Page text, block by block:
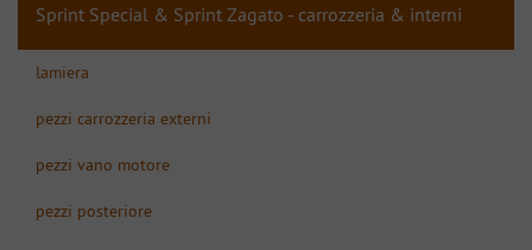
Sprint Special & Sprint Zagato - carrozzeria & interni
lamiera
pezzi carrozzeria externi
pezzi vano motore
pezzi posteriore